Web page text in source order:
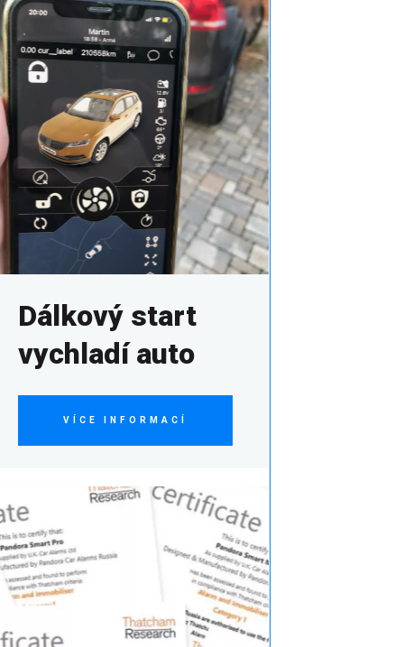
Dálkový start
vychladí auto
VÍCE INFORMACÍ